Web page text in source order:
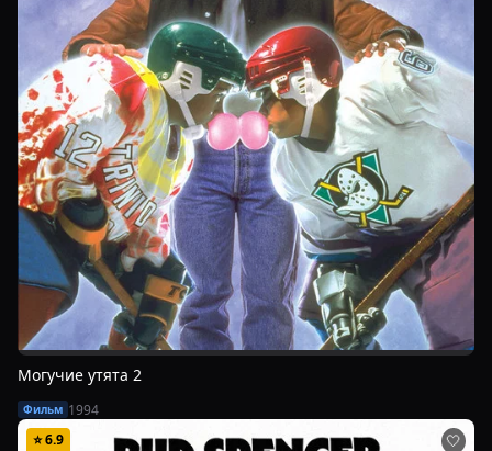
Могучие утята 2
Фильм 1994
⭐6.9 🤍